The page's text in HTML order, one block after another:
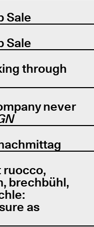
Sale
Sale
through
never
brechbühl,
as